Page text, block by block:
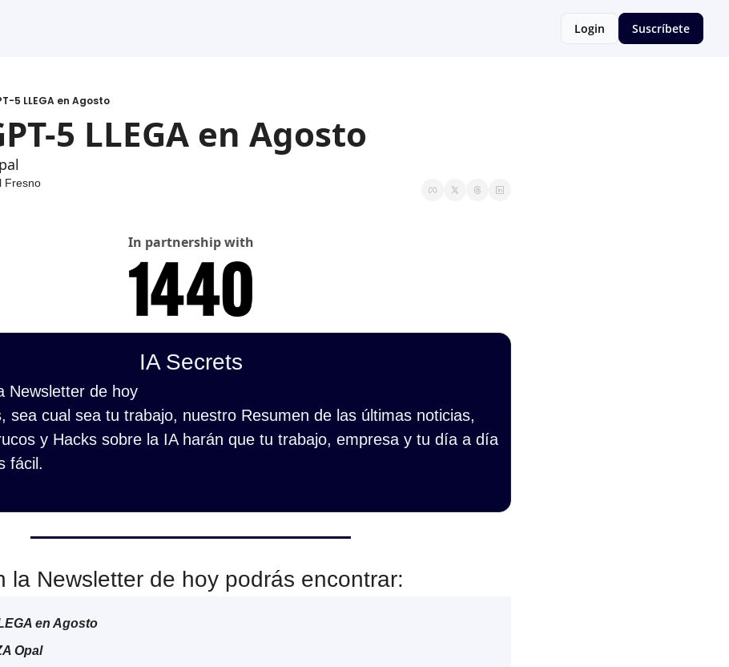
Login Suscríbete
5 LLEGA en Agosto
5 LLEGA en Agosto
Fresno
In partnership with
IA Secrets
Newsletter de hoy
sea cual sea tu trabajo, nuestro Resumen de las últimas noticias,
y Hacks sobre la IA harán que tu trabajo, empresa y tu día a día
fácil.
la Newsletter de hoy podrás encontrar:
en Agosto
Opal